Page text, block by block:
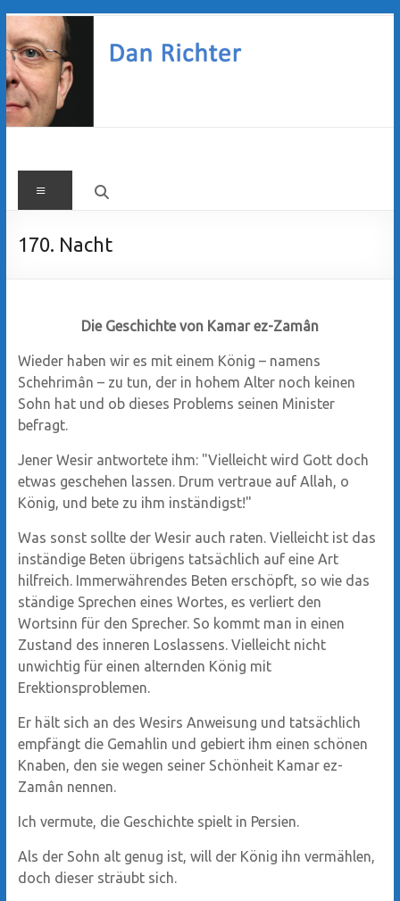
Zum
Inhalt
springen
Dan
Richter
Menü
170. Nacht
Die Geschichte von Kamar ez-Zamân
Wieder haben wir es mit einem König – namens
Schehrimân – zu tun, der in hohem Alter noch keinen
Sohn hat und ob dieses Problems seinen Minister
befragt.
Jener Wesir antwortete ihm: "Vielleicht wird Gott doch
etwas geschehen lassen. Drum vertraue auf Allah, o
König, und bete zu ihm inständigst!"
Was sonst sollte der Wesir auch raten. Vielleicht ist das
inständige Beten übrigens tatsächlich auf eine Art
hilfreich. Immerwährendes Beten erschöpft, so wie das
ständige Sprechen eines Wortes, es verliert den
Wortsinn für den Sprecher. So kommt man in einen
Zustand des inneren Loslassens. Vielleicht nicht
unwichtig für einen alternden König mit
Erektionsproblemen.
Er hält sich an des Wesirs Anweisung und tatsächlich
empfängt die Gemahlin und gebiert ihm einen schönen
Knaben, den sie wegen seiner Schönheit Kamar ez-
Zamân nennen.
Ich vermute, die Geschichte spielt in Persien.
Als der Sohn alt genug ist, will der König ihn vermählen,
doch dieser sträubt sich.